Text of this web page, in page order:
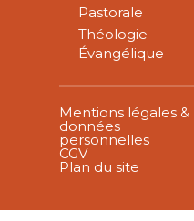
Pastorale
Théologie
Évangélique
Mentions légales &
données
personnelles
CGV
Plan du site